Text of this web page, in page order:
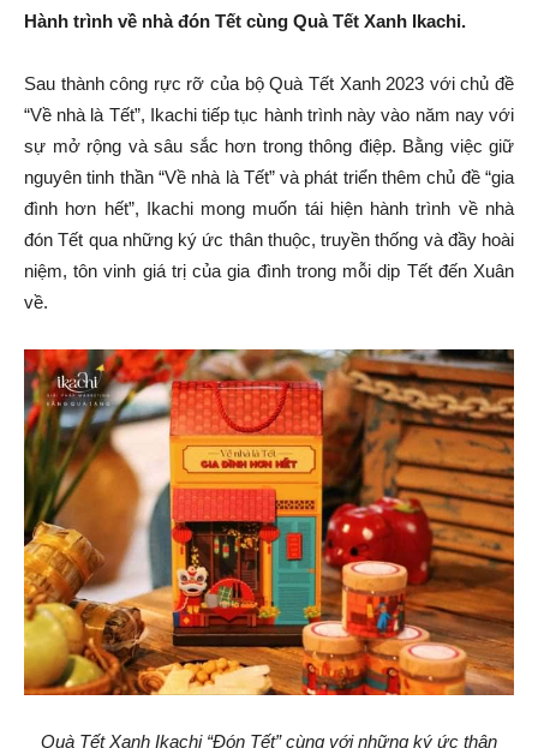
Hành trình về nhà đón Tết cùng Quà Tết Xanh Ikachi.
Sau thành công rực rỡ của bộ Quà Tết Xanh 2023 với chủ đề
“Về nhà là Tết”, Ikachi tiếp tục hành trình này vào năm nay với
sự mở rộng và sâu sắc hơn trong thông điệp. Bằng việc giữ
nguyên tinh thần “Về nhà là Tết” và phát triển thêm chủ đề “gia
đình hơn hết”, Ikachi mong muốn tái hiện hành trình về nhà
đón Tết qua những ký ức thân thuộc, truyền thống và đầy hoài
niệm, tôn vinh giá trị của gia đình trong mỗi dịp Tết đến Xuân
về.
Quà Tết Xanh Ikachi “Đón Tết” cùng với những ký ức thân